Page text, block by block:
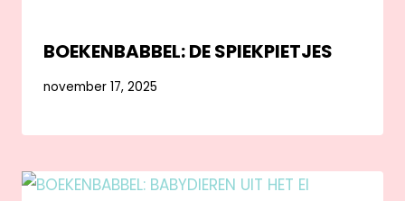
BOEKENBABBEL: DE SPIEKPIETJES
november 17, 2025